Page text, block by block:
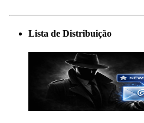
Lista de Distribuição